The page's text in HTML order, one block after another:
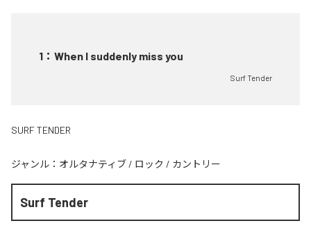
1 ： When I suddenly miss you
Surf Tender
SURF TENDER
ジャンル： オルタナティブ / ロック / カントリー
Surf Tender